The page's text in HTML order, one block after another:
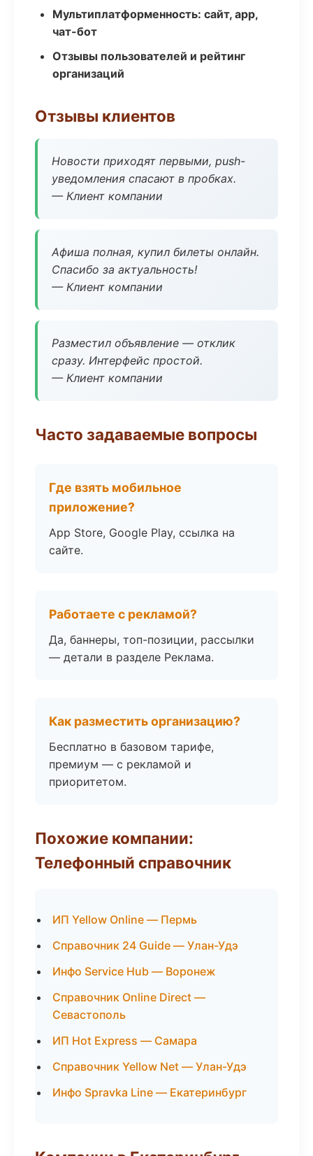
Мультиплатформенность: сайт, app,
чат-бот
Отзывы пользователей и рейтинг
организаций
Отзывы клиентов
Новости приходят первыми, push-
уведомления спасают в пробках.
— Клиент компании
Афиша полная, купил билеты онлайн.
Спасибо за актуальность!
— Клиент компании
Разместил объявление — отклик
сразу. Интерфейс простой.
— Клиент компании
Часто задаваемые вопросы
Где взять мобильное
приложение?
App Store, Google Play, ссылка на
сайте.
Работаете с рекламой?
Да, баннеры, топ-позиции, рассылки
— детали в разделе Реклама.
Как разместить организацию?
Бесплатно в базовом тарифе,
премиум — с рекламой и
приоритетом.
Похожие компании:
Телефонный справочник
ИП Yellow Online — Пермь
Справочник 24 Guide — Улан-Удэ
Инфо Service Hub — Воронеж
Справочник Online Direct —
Севастополь
ИП Hot Express — Самара
Справочник Yellow Net — Улан-Удэ
Инфо Spravka Line — Екатеринбург